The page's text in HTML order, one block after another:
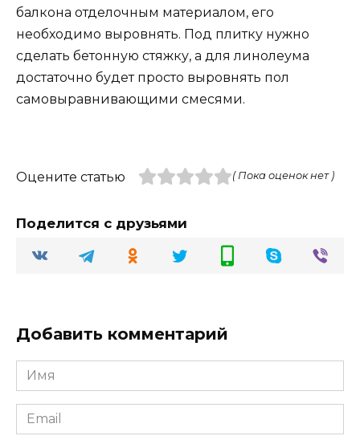
балкона отделочным материалом, его
необходимо выровнять. Под плитку нужно
сделать бетонную стяжку, а для линолеума
достаточно будет просто выровнять пол
самовыравнивающими смесями.
Оцените статью ( Пока оценок нет )
Поделится с друзьями
Добавить комментарий
Имя
Email